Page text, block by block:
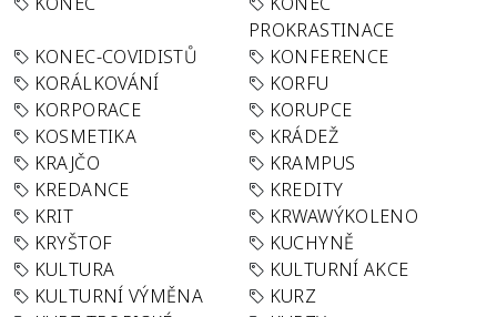
PROKRASTINACE
KONEC-COVIDISTŮ
KONFERENCE
KORÁLKOVÁNÍ
KORFU
KORPORACE
KORUPCE
KOSMETIKA
KRÁDEŽ
KRAJČO
KRAMPUS
KREDANCE
KREDITY
KRIT
KRWAWÝKOLENO
KRYŠTOF
KUCHYNĚ
KULTURA
KULTURNÍ AKCE
KULTURNÍ VÝMĚNA
KURZ